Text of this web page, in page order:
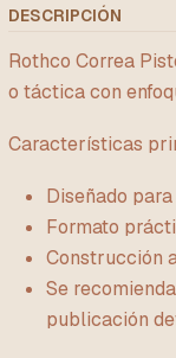
DESCRIPCIÓN
Rothco Correa
o táctica con
Características
Diseñado
Formato
Construcción
Se
publicación